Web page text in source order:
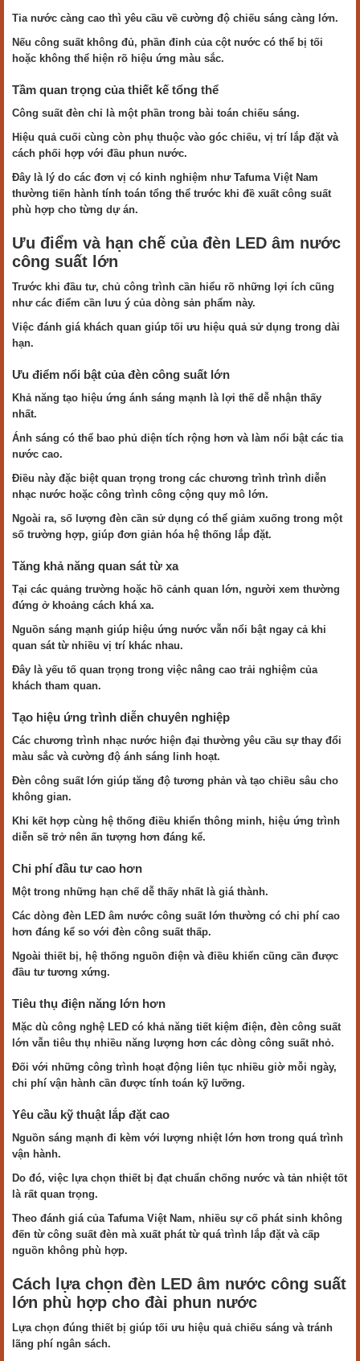
Tia nước càng cao thì yêu cầu về cường độ chiếu sáng càng lớn.
Nếu công suất không đủ, phần đỉnh của cột nước có thể bị tối
hoặc không thể hiện rõ hiệu ứng màu sắc.
Tầm quan trọng của thiết kế tổng thể
Công suất đèn chỉ là một phần trong bài toán chiếu sáng.
Hiệu quả cuối cùng còn phụ thuộc vào góc chiếu, vị trí lắp đặt và
cách phối hợp với đầu phun nước.
Đây là lý do các đơn vị có kinh nghiệm như Tafuma Việt Nam
thường tiến hành tính toán tổng thể trước khi đề xuất công suất
phù hợp cho từng dự án.
Ưu điểm và hạn chế của đèn LED âm nước
công suất lớn
Trước khi đầu tư, chủ công trình cần hiểu rõ những lợi ích cũng
như các điểm cần lưu ý của dòng sản phẩm này.
Việc đánh giá khách quan giúp tối ưu hiệu quả sử dụng trong dài
hạn.
Ưu điểm nổi bật của đèn công suất lớn
Khả năng tạo hiệu ứng ánh sáng mạnh là lợi thế dễ nhận thấy
nhất.
Ánh sáng có thể bao phủ diện tích rộng hơn và làm nổi bật các tia
nước cao.
Điều này đặc biệt quan trọng trong các chương trình trình diễn
nhạc nước hoặc công trình công cộng quy mô lớn.
Ngoài ra, số lượng đèn cần sử dụng có thể giảm xuống trong một
số trường hợp, giúp đơn giản hóa hệ thống lắp đặt.
Tăng khả năng quan sát từ xa
Tại các quảng trường hoặc hồ cảnh quan lớn, người xem thường
đứng ở khoảng cách khá xa.
Nguồn sáng mạnh giúp hiệu ứng nước vẫn nổi bật ngay cả khi
quan sát từ nhiều vị trí khác nhau.
Đây là yếu tố quan trọng trong việc nâng cao trải nghiệm của
khách tham quan.
Tạo hiệu ứng trình diễn chuyên nghiệp
Các chương trình nhạc nước hiện đại thường yêu cầu sự thay đổi
màu sắc và cường độ ánh sáng linh hoạt.
Đèn công suất lớn giúp tăng độ tương phản và tạo chiều sâu cho
không gian.
Khi kết hợp cùng hệ thống điều khiển thông minh, hiệu ứng trình
diễn sẽ trở nên ấn tượng hơn đáng kể.
Chi phí đầu tư cao hơn
Một trong những hạn chế dễ thấy nhất là giá thành.
Các dòng đèn LED âm nước công suất lớn thường có chi phí cao
hơn đáng kể so với đèn công suất thấp.
Ngoài thiết bị, hệ thống nguồn điện và điều khiển cũng cần được
đầu tư tương xứng.
Tiêu thụ điện năng lớn hơn
Mặc dù công nghệ LED có khả năng tiết kiệm điện, đèn công suất
lớn vẫn tiêu thụ nhiều năng lượng hơn các dòng công suất nhỏ.
Đối với những công trình hoạt động liên tục nhiều giờ mỗi ngày,
chi phí vận hành cần được tính toán kỹ lưỡng.
Yêu cầu kỹ thuật lắp đặt cao
Nguồn sáng mạnh đi kèm với lượng nhiệt lớn hơn trong quá trình
vận hành.
Do đó, việc lựa chọn thiết bị đạt chuẩn chống nước và tản nhiệt tốt
là rất quan trọng.
Theo đánh giá của Tafuma Việt Nam, nhiều sự cố phát sinh không
đến từ công suất đèn mà xuất phát từ quá trình lắp đặt và cấp
nguồn không phù hợp.
Cách lựa chọn đèn LED âm nước công suất
lớn phù hợp cho đài phun nước
Lựa chọn đúng thiết bị giúp tối ưu hiệu quả chiếu sáng và tránh
lãng phí ngân sách.